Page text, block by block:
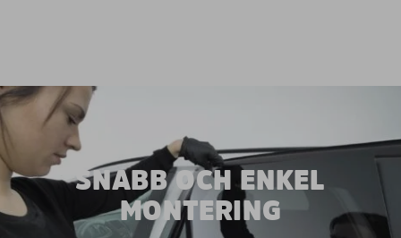
SNABB OCH ENKEL
MONTERING